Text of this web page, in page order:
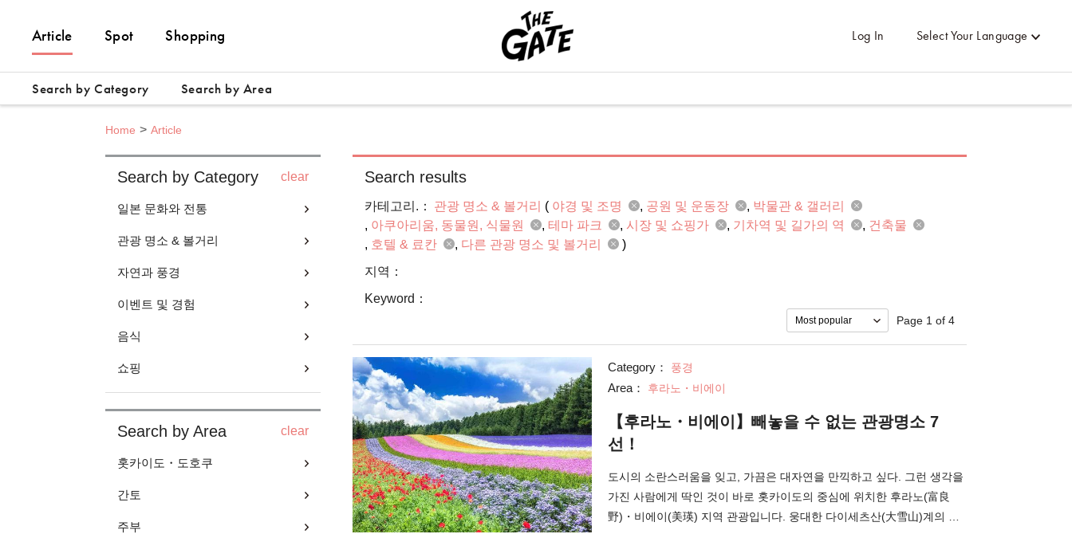
Article Spot Shopping Log In Select Your Language
Search by Category Search by Area
Home Article
Search by Category clear
일본 문화와 전통
관광 명소 & 볼거리
자연과 풍경
이벤트 및 경험
음식
쇼핑
Search by Area clear
홋카이도・도호쿠
간토
주부
Search results
카테고리.： 관광 명소 & 볼거리 ( 야경 및 조명 공원 및 운동장
박물관 & 갤러리
아쿠아리움, 동물원, 식물원
테마 파크 시장 및 쇼핑가 기차역 및 길가의 역
건축물
호텔 & 료칸
다른 관광 명소 및 볼거리
)
지역：
Keyword：
Page 1 of 4
Category： 풍경
Area： 후라노・비에이
【후라노・비에이】빼놓을 수 없는 관광명소 7
선！
도시의 소란스러움을 잊고, 가끔은 대자연을 만끽하고 싶다. 그런 생각을
가진 사람에게 딱인 것이 바로 홋카이도의 중심에 위치한 후라노(富良
野)・비에이(美瑛) 지역 관광입니다. 웅대한 다이세츠산(大雪山)계의 모